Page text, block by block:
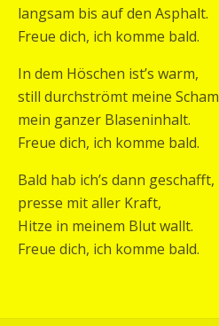
langsam bis auf den Asphalt.
Freue dich, ich komme bald.
In dem Höschen ist’s warm,
still durchströmt meine Scham
mein ganzer Blaseninhalt.
Freue dich, ich komme bald.
Bald hab ich’s dann geschafft,
presse mit aller Kraft,
Hitze in meinem Blut wallt.
Freue dich, ich komme bald.